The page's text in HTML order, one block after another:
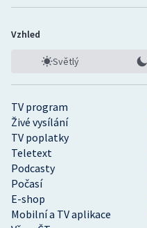
TV program
Živé vysílání
TV poplatky
Teletext
Podcasty
Počasí
E-shop
Mobilní a TV aplikace
Vzhled
Světlý